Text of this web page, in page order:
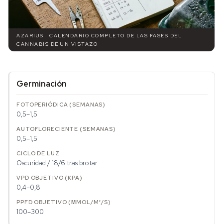
AZARIUS · CALENDARIO COMPLETO DE LAS FASES DEL
CANNABIS DE UN VISTAZO
Germinación
0,5–1,5
0,5–1,5
Oscuridad / 18/6 tras brotar
0,4–0,8
100–300